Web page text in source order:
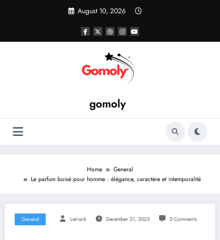
August 10, 2026
gomoly
Home
General
Le parfum boisé pour homme : élégance, caractère et intemporalité
General Letrank December 21, 2025 0 Comments